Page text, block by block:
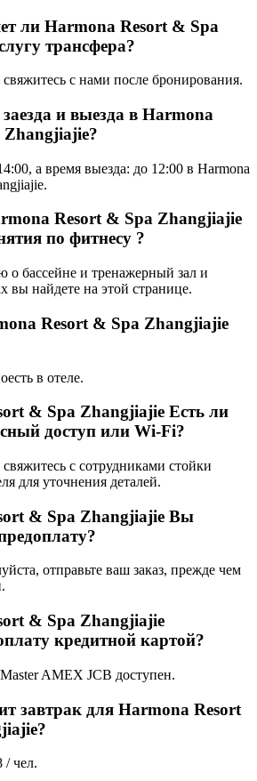
ли Harmona Resort & Spa
трансфера?
с нами после бронирования.
и выезда в Harmona
Zhangjiajie?
а время выезда: до 12:00 в Harmona
Resort & Spa Zhangjiajie
по фитнесу ?
бассейне и тренажерный зал и
вы найдете на этой странице.
Resort & Spa Zhangjiajie
в отеле.
& Spa Zhangjiajie Есть ли
доступ или Wi-Fi?
с сотрудниками стойки
для уточнения деталей.
& Spa Zhangjiajie Вы
отправьте ваш заказ, прежде чем
& Spa Zhangjiajie
кредитной картой?
AMEX JCB доступен.
завтрак для Harmona Resort
/ чел.